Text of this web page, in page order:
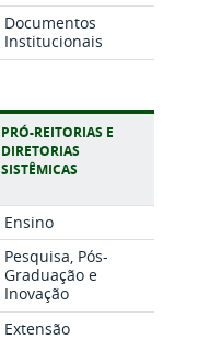
Documentos
Institucionais
PRÓ-REITORIAS E
DIRETORIAS
SISTÊMICAS
Ensino
Pesquisa, Pós-
Graduação e
Inovação
Extensão